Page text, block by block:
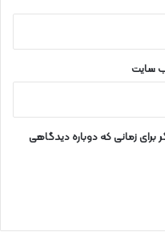
سایت
برای زمانی که دوباره دیدگاهی